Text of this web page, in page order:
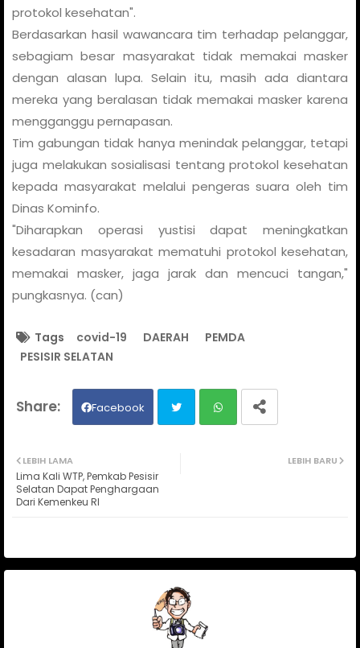
protokol kesehatan".
Berdasarkan hasil wawancara tim terhadap pelanggar,
sebagiam besar masyarakat tidak memakai masker
dengan alasan lupa. Selain itu, masih ada diantara
mereka yang beralasan tidak memakai masker karena
mengganggu pernapasan.
Tim gabungan tidak hanya menindak pelanggar, tetapi
juga melakukan sosialisasi tentang protokol kesehatan
kepada masyarakat melalui pengeras suara oleh tim
Dinas Kominfo.
"Diharapkan operasi yustisi dapat meningkatkan
kesadaran masyarakat mematuhi protokol kesehatan,
memakai masker, jaga jarak dan mencuci tangan,"
pungkasnya. (can)
Tags covid-19 DAERAH
PEMDA
PESISIR SELATAN
Facebook
LEBIH BARU
LEBIH LAMA
Lima Kali WTP, Pemkab Pesisir
Selatan Dapat Penghargaan
Dari Kemenkeu RI